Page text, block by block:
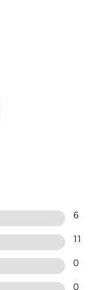
6
11
0
0